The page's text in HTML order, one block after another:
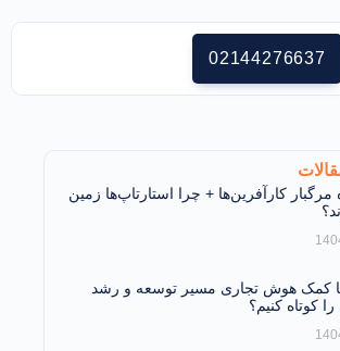
02144276637
مرگبار کارآفرین‌ها + چرا استارتاپ‌ها زمین
کمک هوش تجاری مسیر توسعه و رشد
کوتاه کنیم؟